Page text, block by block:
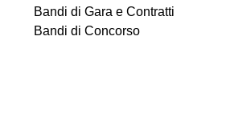
Bandi di Gara e Contratti
Bandi di Concorso